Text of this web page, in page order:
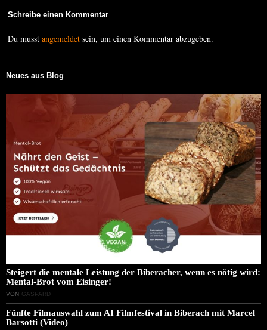
Schreibe einen Kommentar
Du musstangemeldet sein, um einen Kommentar abzugeben.
Neues aus Blog
Steigert die mentale Leistung der Biberacher, wenn es nötig wird:
Mental-Brot vom Eisinger!
VON GASPARD
Fünfte Filmauswahl zum AI Filmfestival in Biberach mit Marcel
Barsotti (Video)